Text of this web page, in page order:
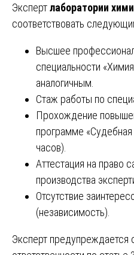
Экспертлаборатории
соответствовать
Высшее
специальности
аналогичным.
Стаж работы по
Прохождение
программе
часов).
Аттестация на право
производства
Отсутствие
(независимость).
Эксперт предупреждается